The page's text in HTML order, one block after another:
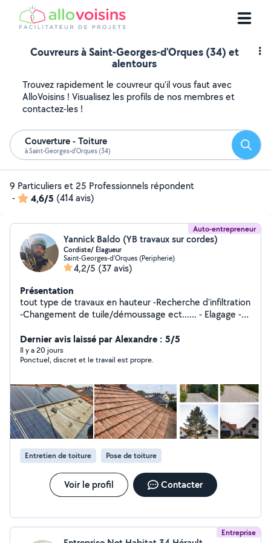
Couvreurs à Saint-Georges-d'Orques (34) et
alentours
Trouvez rapidement le couvreur qu'il vous faut avec
AlloVoisins ! Visualisez les profils de nos membres et
contactez-les !
Couverture - Toiture
à Saint-Georges-d'Orques (34)
9 Particuliers et 25 Professionnels répondent
-
4,6/5 (414 avis)
Auto-entrepreneur
Yannick Baldo (YB travaux sur cordes)
Cordiste/ Élagueur
Saint-Georges-d'Orques (Peripherie)
4,2/5 (37 avis)
Présentation
tout type de travaux en hauteur -Recherche d'infiltration
-Changement de tuile/démoussage ect...... - Elagage -
Dernier avis laissé par Alexandre : 5/5
Il y a 20 jours
Ponctuel, discret et le travail est propre.
Entretien de toiture Pose de toiture
Voir le profil Contacter
Entreprise